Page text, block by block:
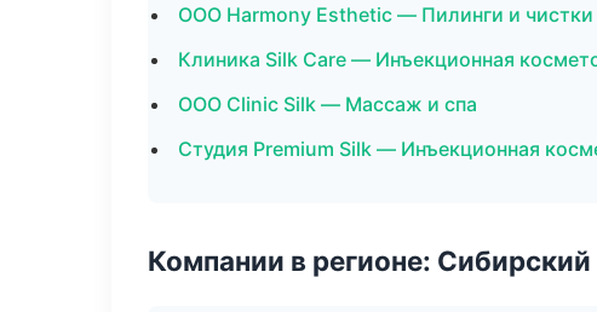
ООО Harmony Esthetic — Пилинги и чистки
Клиника Silk Care — Инъекционная
ООО Clinic Silk — Массаж и спа
Студия Premium Silk — Инъекционная
Компании в регионе: